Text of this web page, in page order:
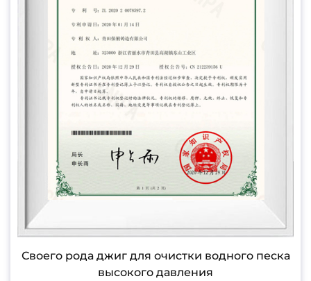
Своего рода джиг для очистки водного песка
высокого давления